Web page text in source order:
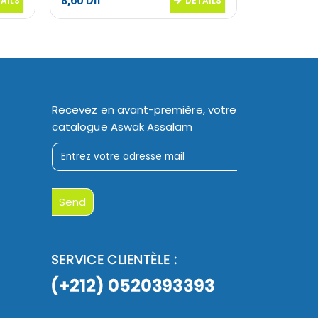
Recevez en avant-première, votre
catalogue Aswak Assalam